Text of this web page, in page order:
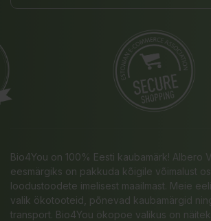
Bio4You on 100% Eesti kaubamärk! Albero
eesmärgiks on pakkuda kõigile võimalust
loodustoodete imelisest maailmast. Meie
valik ökotooteid, põnevad kaubamärgid
transport. Bio4You ökopoe valikus on